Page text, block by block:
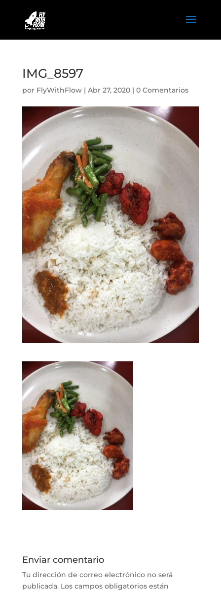
IMG_8597
por FlyWithFlow| Abr 27, 2020| 0 Comentarios
Enviar comentario
Tu dirección de correo electrónico no será
publicada. Los campos obligatorios están